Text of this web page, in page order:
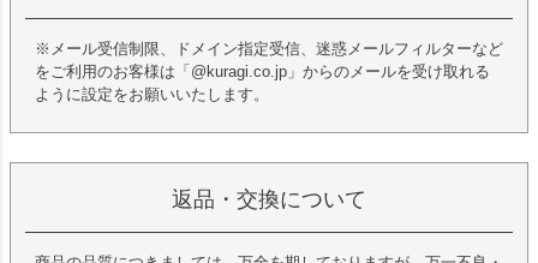
※メール受信制限、ドメイン指定受信、迷惑メールフィルターなど
をご利用のお客様は「@kuragi.co.jp」からのメールを受け取れる
ように設定をお願いいたします。
返品・交換について